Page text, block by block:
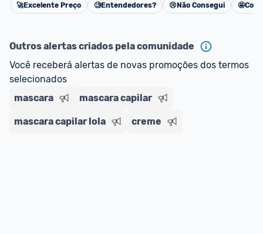
Cancelar
🚀Excelente Preço 🧐Entendedores? 😢 Não Consegui 🤩
Outros alertas criados pela comunidade
Você receberá alertas de novas promoções dos termos
selecionados
mascara
mascara capilar
mascara capilar lola creme